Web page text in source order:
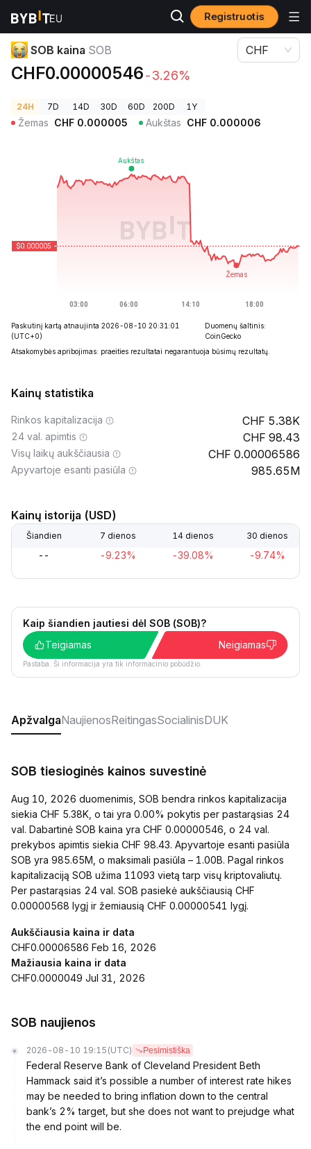
Registruotis
Kriptovaliutų kainos
SOB kaina SOB
CHF0.00000546-3.26%
CHF
24H 7D 14D 30D 60D 200D 1Y
Žemas CHF 0.000005 Aukštas CHF 0.000006
Paskutinį kartą atnaujinta 2026-08-10 20:31:01
(UTC+0)
Duomenų šaltinis:
CoinGecko
Atsakomybės apribojimas: praeities rezultatai negarantuoja būsimų rezultatų.
Kainų statistika
Rinkos kapitalizacija 5.38K
24 val. apimtis 98.43
Visų laikų aukščiausia 0.00006586
Apyvartoje esanti pasiūla 985.65M
Kainų istorija (USD)
Šiandien 7 dienos 14 dienos 30 dienos
-- -9.23% -39.08% -9.74%
Kaip šiandien jautiesi dėl SOB (SOB)?
Teigiamas
Neigiamas
Pastaba. Ši informacija yra tik informacinio pobūdžio.
ApžvalgaNaujienosReitingasSocialinisDUK
SOB tiesioginės kainos suvestinė
Aug 10, 2026 duomenimis, SOB bendra rinkos kapitalizacija
siekia CHF 5.38K, o tai yra 0.00% pokytis per pastarąsias 24
val. Dabartinė SOB kaina yra CHF 0.00000546, o 24 val.
prekybos apimtis siekia CHF 98.43. Apyvartoje esanti pasiūla
SOB yra 985.65M, o maksimali pasiūla – 1.00B. Pagal rinkos
kapitalizaciją SOB užima 11093 vietą tarp visų kriptovaliutų.
Per pastarąsias 24 val. SOB pasiekė aukščiausią CHF
0.00000568 lygį ir žemiausią CHF 0.00000541 lygį.
Aukščiausia kaina ir data
CHF0.00006586 Feb 16, 2026
Mažiausia kaina ir data
CHF0.0000049 Jul 31, 2026
SOB naujienos
2026-08-10 19:15 (UTC) Pesimistiška
Federal Reserve Bank of Cleveland President Beth
Hammack said it’s possible a number of interest rate hikes
may be needed to bring inflation down to the central
bank’s 2% target, but she does not want to prejudge what
the end point will be.